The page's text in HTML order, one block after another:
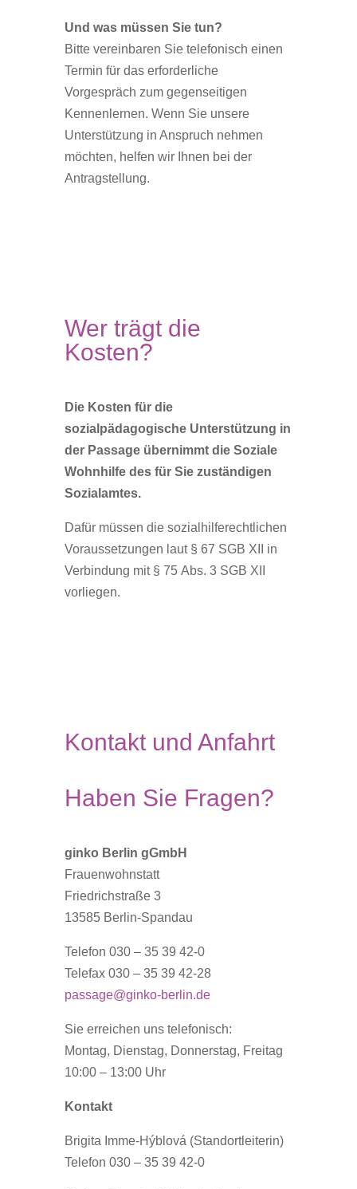
Und was müssen Sie tun?
Bitte vereinbaren Sie telefonisch einen
Termin für das erforderliche
Vorgespräch zum gegenseitigen
Kennenlernen. Wenn Sie unsere
Unterstützung in Anspruch nehmen
möchten, helfen wir Ihnen bei der
Antragstellung.
Wer trägt die
Kosten?
Die Kosten für die
sozialpädagogische Unterstützung in
der Passage übernimmt die Soziale
Wohnhilfe des für Sie zuständigen
Sozialamtes.
Dafür müssen die sozialhilferechtlichen
Voraussetzungen laut § 67 SGB XII in
Verbindung mit § 75 Abs. 3 SGB XII
vorliegen.
Kontakt und Anfahrt
Haben Sie Fragen?
ginko Berlin gGmbH
Frauenwohnstatt
Friedrichstraße 3
13585 Berlin-Spandau
Telefon 030 – 35 39 42-0
Telefax 030 – 35 39 42-28
passage@ginko-berlin.de
Sie erreichen uns telefonisch:
Montag, Dienstag, Donnerstag, Freitag
10:00 – 13:00 Uhr
Kontakt
Brigita Imme-Hýblová (Standortleiterin)
Telefon 030 – 35 39 42-0